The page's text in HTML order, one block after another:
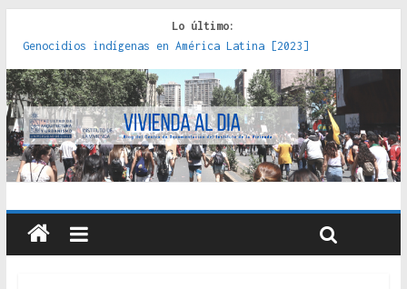
Lo último:
Genocidios indígenas en América Latina [2023]
Estudios sobre la espacialización de los Estados :
políticas, prácticas y representaciones [2022]
Donde el pedernal choca con el acero : hacia una teoría
crítica de las fronteras latinoamericanas [2020]
Criterios técnicos para una vivienda adecuada [2019]
Red de consultorios de la Caja del Seguro Obrero en
Santiago : un patrimonio emblemático [2014]